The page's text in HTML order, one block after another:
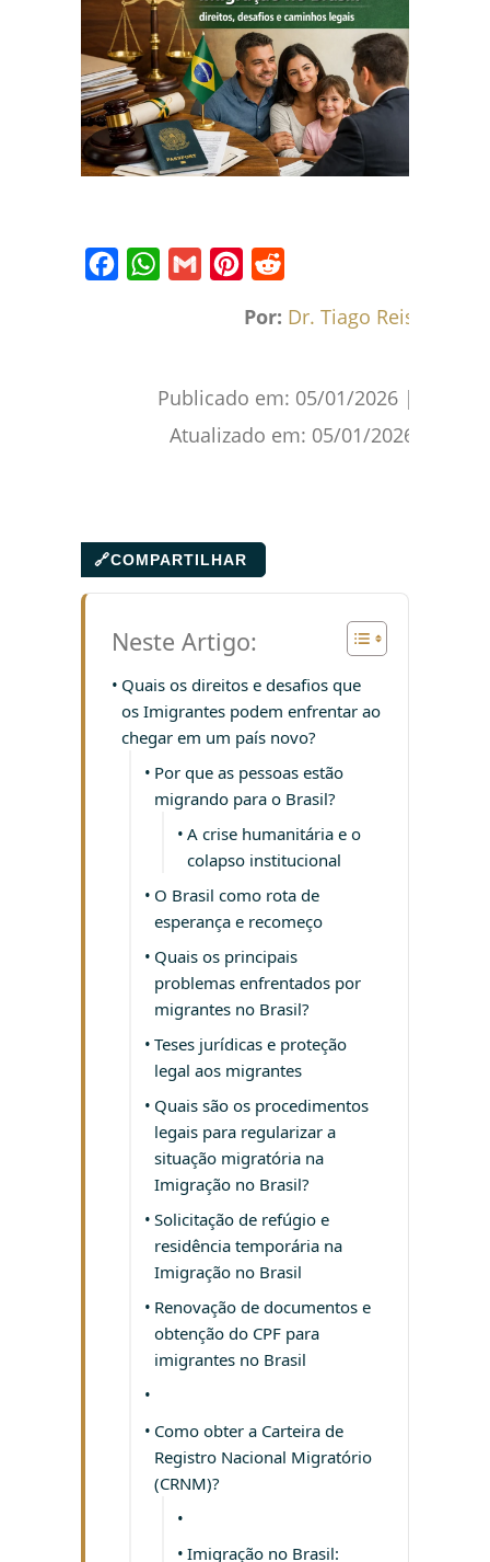
Por: Dr. Tiago Reis
Publicado em: 05/01/2026 |
Atualizado em: 05/01/2026
🔗COMPARTILHAR
Neste Artigo:
Quais os direitos e desafios que
os Imigrantes podem enfrentar ao
chegar em um país novo?
Por que as pessoas estão
migrando para o Brasil?
A crise humanitária e o
colapso institucional
O Brasil como rota de
esperança e recomeço
Quais os principais
problemas enfrentados por
migrantes no Brasil?
Teses jurídicas e proteção
legal aos migrantes
Quais são os procedimentos
legais para regularizar a
situação migratória na
Imigração no Brasil?
Solicitação de refúgio e
residência temporária na
Imigração no Brasil
Renovação de documentos e
obtenção do CPF para
imigrantes no Brasil
Como obter a Carteira de
Registro Nacional Migratório
(CRNM)?
Imigração no Brasil: